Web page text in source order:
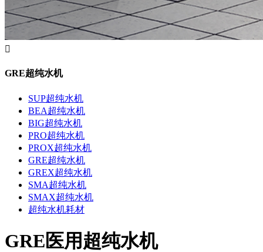

GRE超纯水机
SUP超纯水机
BEA超纯水机
BIG超纯水机
PRO超纯水机
PROX超纯水机
GRE超纯水机
GREX超纯水机
SMA超纯水机
SMAX超纯水机
超纯水机耗材
GRE医用超纯水机